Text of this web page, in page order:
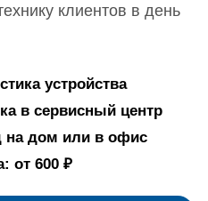
клиентов в день
устройства
в сервисный центр
на дом или в офис
от 600 ₽